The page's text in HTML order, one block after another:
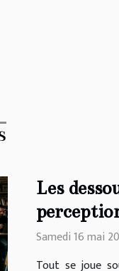
Les
Samedi 16 mai
Tout se joue